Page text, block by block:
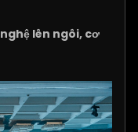
lên ngôi, cơ